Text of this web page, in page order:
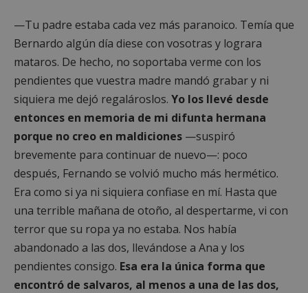
—Tu padre estaba cada vez más paranoico. Temía que
Bernardo algún día diese con vosotras y lograra
mataros. De hecho, no soportaba verme con los
pendientes que vuestra madre mandó grabar y ni
siquiera me dejó regalároslos. Yo los llevé desde
entonces en memoria de mi difunta hermana
porque no creo en maldiciones —suspiró
brevemente para continuar de nuevo—: poco
después, Fernando se volvió mucho más hermético.
Era como si ya ni siquiera confiase en mí. Hasta que
una terrible mañana de otoño, al despertarme, vi con
terror que su ropa ya no estaba. Nos había
abandonado a las dos, llevándose a Ana y los
pendientes consigo. Esa era la única forma que
encontró de salvaros, al menos a una de las dos,